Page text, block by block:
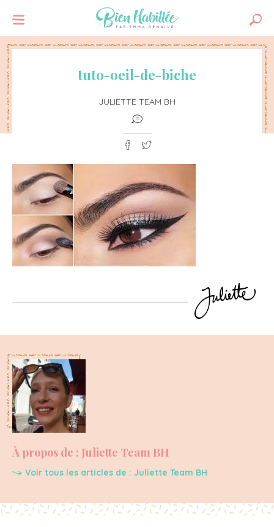
tuto-oeil-de-biche
JULIETTE TEAM BH
À propos de : Juliette Team BH
Voir tous les articles de : Juliette Team BH